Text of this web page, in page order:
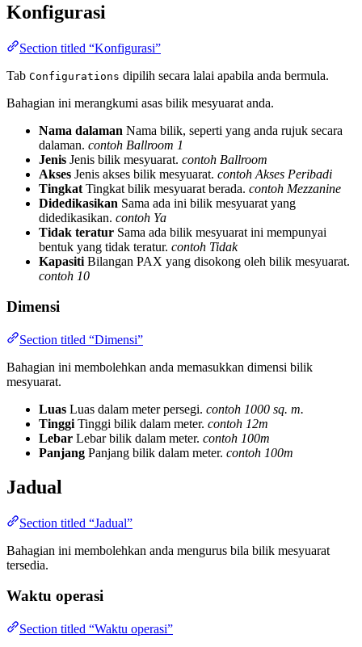
Konfigurasi
Section titled “Konfigurasi”
Tab Configurations dipilih secara lalai apabila anda bermula.
Bahagian ini merangkumi asas bilik mesyuarat anda.
Nama dalaman Nama bilik, seperti yang anda rujuk secara
dalaman. contoh Ballroom 1
Jenis Jenis bilik mesyuarat. contoh Ballroom
Akses Jenis akses bilik mesyuarat. contoh Akses Peribadi
Tingkat Tingkat bilik mesyuarat berada. contoh Mezzanine
Didedikasikan Sama ada ini bilik mesyuarat yang
didedikasikan. contoh Ya
Tidak teratur Sama ada bilik mesyuarat ini mempunyai
bentuk yang tidak teratur. contoh Tidak
Kapasiti Bilangan PAX yang disokong oleh bilik mesyuarat.
contoh 10
Dimensi
Section titled “Dimensi”
Bahagian ini membolehkan anda memasukkan dimensi bilik
mesyuarat.
Luas Luas dalam meter persegi. contoh 1000 sq. m.
Tinggi Tinggi bilik dalam meter. contoh 12m
Lebar Lebar bilik dalam meter. contoh 100m
Panjang Panjang bilik dalam meter. contoh 100m
Jadual
Section titled “Jadual”
Bahagian ini membolehkan anda mengurus bila bilik mesyuarat
tersedia.
Waktu operasi
Section titled “Waktu operasi”